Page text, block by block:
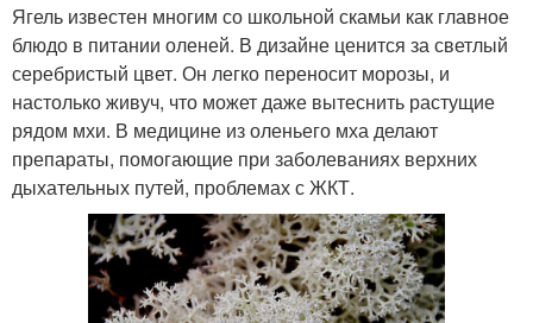
Ягель известен многим со школьной скамьи как главное
блюдо в питании оленей. В дизайне ценится за светлый
серебристый цвет. Он легко переносит морозы, и
настолько живуч, что может даже вытеснить растущие
рядом мхи. В медицине из оленьего мха делают
препараты, помогающие при заболеваниях верхних
дыхательных путей, проблемах с ЖКТ.